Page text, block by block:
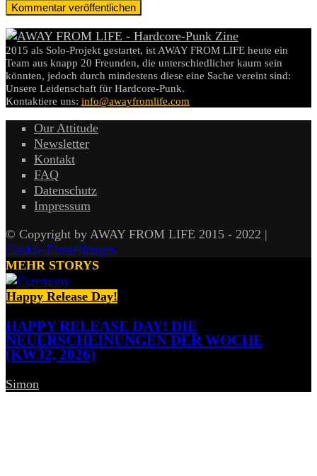
2015 als Solo-Projekt gestartet, ist AWAY FROM LIFE heute ein
Team aus knapp 20 Freunden, die unterschiedlicher kaum sein
könnten, jedoch durch mindestens diese eine Sache vereint sind:
Unsere Leidenschaft für Hardcore-Punk.
Kontaktiere uns: info@awayfromlife.com
Our Attitude
Newsletter
Kontakt
FAQ
Datenschutz
Impressum
© Copyright by AWAY FROM LIFE 2015 - 2022 |
Cookie-Einstellungen
MEHR STORYS
Happy Release Day!
HAPPY RELEASE DAY! DIE
NEUERSCHEINUNGEN DER WOCHE
(KW32, 2026)
Simon